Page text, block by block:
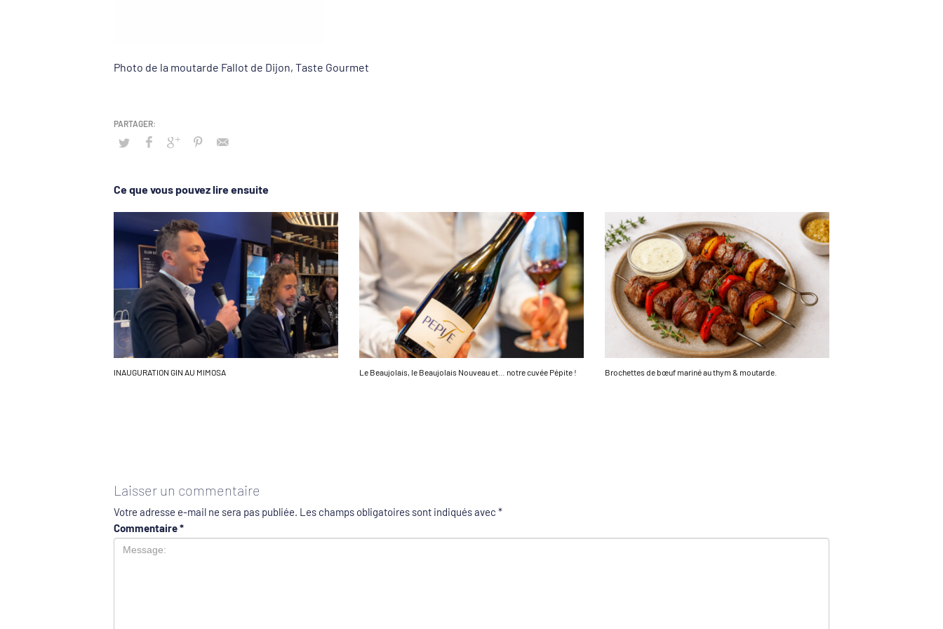
Photo de la moutarde Fallot de Dijon, Taste Gourmet
Ce que vous pouvez lire ensuite
INAUGURATION GIN AU MIMOSA Le Beaujolais, le Beaujolais Nouveau et… notre cuvée Pépite ! Brochettes de bœuf mariné au thym & moutarde.
Laisser un commentaire
Votre adresse e-mail ne sera pas publiée. Les champs obligatoires sont indiqués avec *
Commentaire*